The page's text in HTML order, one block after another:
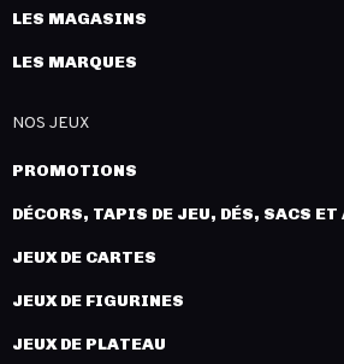
LES MAGASINS
LES MARQUES
NOS JEUX
PROMOTIONS
DÉCORS, TAPIS DE JEU, DÉS, SACS
JEUX DE CARTES
JEUX DE FIGURINES
JEUX DE PLATEAU